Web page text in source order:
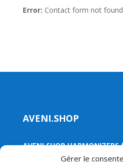
Gérer le
Error: Contact form not
AVENI.SHOP
AVENI.SHOP
protection by Alexander